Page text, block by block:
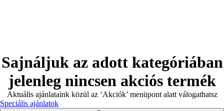
Sajnáljuk az adott kategóriában
jelenleg nincsen akciós termék
Aktuális ajánlataink közül az ‘Akciók’ menüpont alatt válogathatsz
Speciális ajánlatok